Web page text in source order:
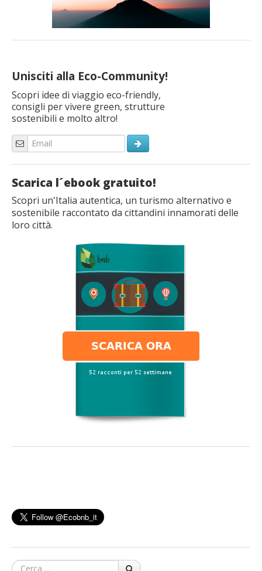
Unisciti alla Eco-Community!
Scopri idee di viaggio eco-friendly,
consigli per vivere green, strutture
sostenibili e molto altro!
Scarica l´ebook gratuito!
Scopri un'Italia autentica, un turismo alternativo e
sostenibile raccontato da cittandini innamorati delle
loro città.
Cerca